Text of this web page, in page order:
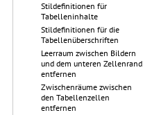
Stildefinitionen für
Tabelleninhalte
Stildefinitionen für die
Tabellenüberschriften
Leerraum zwischen Bildern
und dem unteren Zellenrand
entfernen
Zwischenräume zwischen
den Tabellenzellen
entfernen